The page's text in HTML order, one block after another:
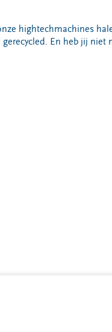
hightechmachines
En heb jij niet